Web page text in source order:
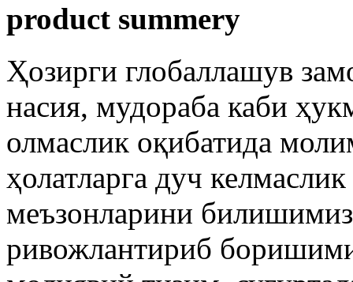
product summery
Ҳозирги глобаллашув
насия, мудораба каби
олмаслик оқибатида
ҳолатларга дуч
меъзонларини
ривожлантириб